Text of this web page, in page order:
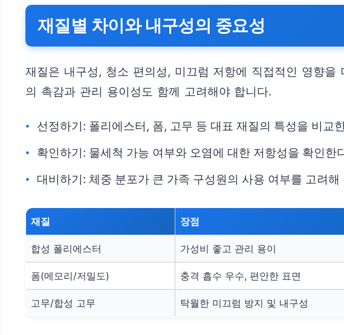
재질별 차이와 내구성의 중요성
재질은 내구성, 청소 편의성, 미끄럼 저항에 직접적인 영향
의 촉감과 관리 용이성도 함께 고려해야 합니다.
선정하기: 폴리에스터, 폼, 고무 등 대표 재질의 특성을 비교
확인하기: 물세척 가능 여부와 오염에 대한 저항성을 확인한
대비하기: 체중 분포가 큰 가족 구성원의 사용 여부를 고려
재질 장점
합성 폴리에스터 가성비 좋고 관리 용이
폼(메모리/저밀도) 충격 흡수 우수, 편안한 표면
고무/합성 고무 탁월한 미끄럼 방지 및 내구성